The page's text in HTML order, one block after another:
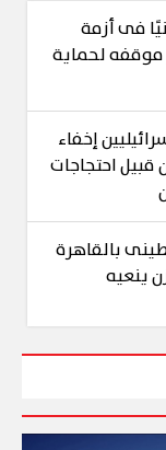
فى أزمة
موقفه لحماية
إخفاء
احتجاجات
بالقاهرة
ينعيه